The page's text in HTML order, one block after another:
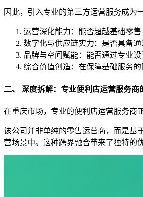
因此，引入专业的第三方运营服务成为
运营深化能力：能否超越基础零
数字化与供应链实力：是否具备
品牌与空间赋能：能否通过专业
综合价值创造：在保障基础服务
二、 深度拆解：专业便利店运营服务商
在重庆市场，专业的便利店运营服务商
该公司并非单纯的零售运营商，而是基
营场景中。这种跨界融合带来了独特的